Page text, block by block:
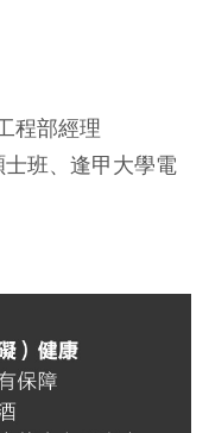
程部經理
班、逢甲大學電